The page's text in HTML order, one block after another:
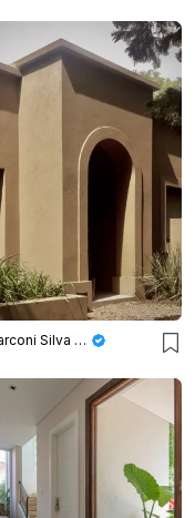
Marconi Silva Arquitectos